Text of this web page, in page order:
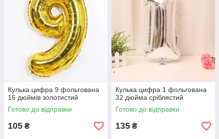
Кулька цифра 9 фольгована
16 дюймів золотистий
Готово до відправки
105 ₴
Кулька цифра 1 фольгована
32 дюйма сріблястий
Готово до відправки
135 ₴